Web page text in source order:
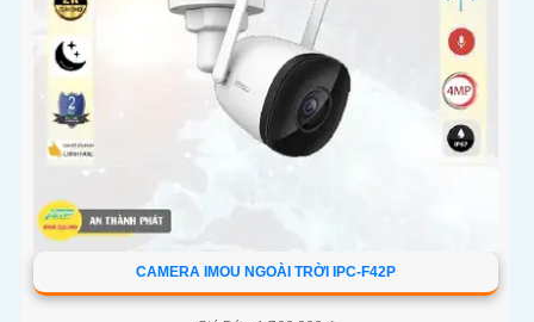
CAMERA IMOU NGOÀI TRỜI IPC-F42P